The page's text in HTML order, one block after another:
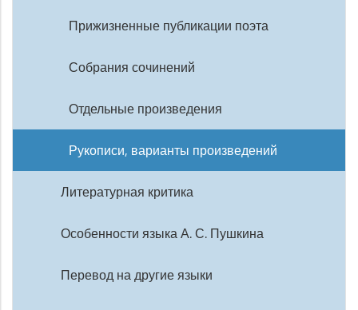
Прижизненные публикации поэта
Собрания сочинений
Отдельные произведения
Рукописи, варианты произведений
Литературная критика
Особенности языка А. С. Пушкина
Перевод на другие языки